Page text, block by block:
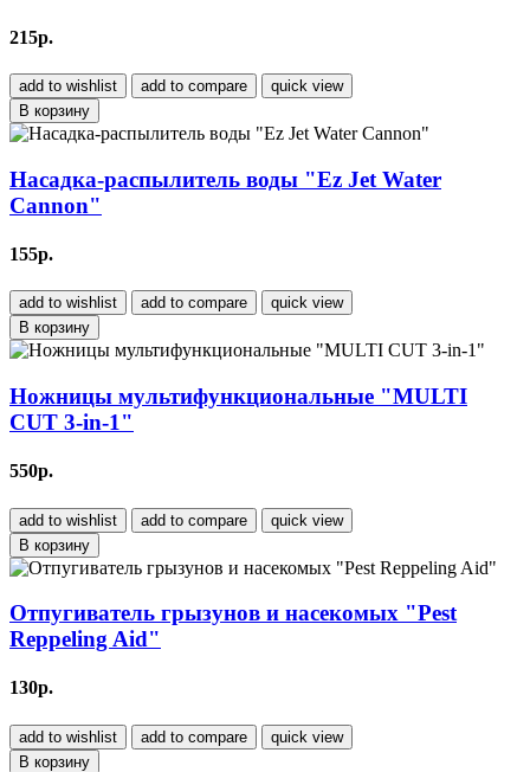
215р.
add to wishlist add to compare
quick view
В корзину
Насадка-распылитель воды "Ez Jet Water
Cannon"
155р.
add to wishlist add to compare
quick view
В корзину
Ножницы мультифункциональные "MULTI
CUT 3-in-1"
550р.
add to wishlist add to compare
quick view
В корзину
Отпугиватель грызунов и насекомых "Pest
Reppeling Aid"
130р.
add to wishlist add to compare
quick view
В корзину